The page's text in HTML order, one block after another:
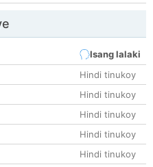
Isang lalaki
Hindi tinukoy
Hindi tinukoy
Hindi tinukoy
Hindi tinukoy
Hindi tinukoy